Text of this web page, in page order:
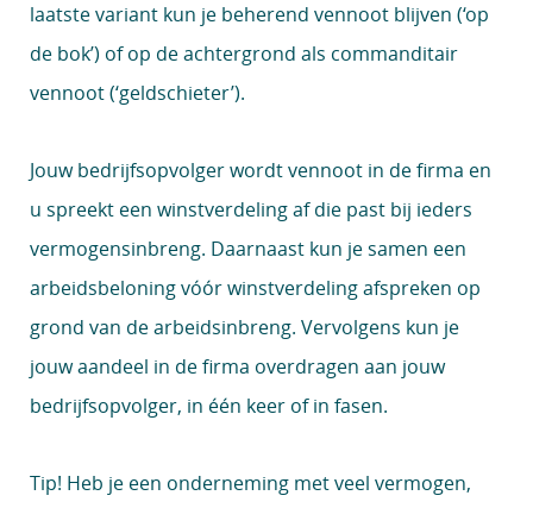
laatste variant kun je beherend vennoot blijven (‘op
de bok’) of op de achtergrond als commanditair
vennoot (‘geldschieter’).
Jouw bedrijfsopvolger wordt vennoot in de firma en
u spreekt een winstverdeling af die past bij ieders
vermogensinbreng. Daarnaast kun je samen een
arbeidsbeloning vóór winstverdeling afspreken op
grond van de arbeidsinbreng. Vervolgens kun je
jouw aandeel in de firma overdragen aan jouw
bedrijfsopvolger, in één keer of in fasen.
Tip! Heb je een onderneming met veel vermogen,